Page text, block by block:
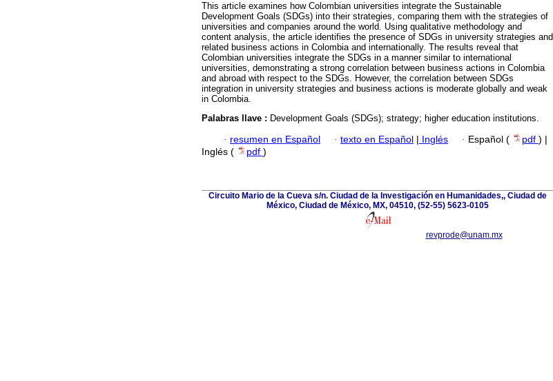
This article examines how Colombian universities integrate the Sustainable
Development Goals (SDGs) into their strategies, comparing them with the strategies of
universities and companies around the world. Using qualitative methodology and
content analysis, the article identifies the presence of SDGs in university strategies and
related business actions in Colombia and internationally. The results reveal that
Colombian universities integrate the SDGs in a manner similar to international
universities, demonstrating a strong correlation between business actions in Colombia
and abroad with respect to the SDGs. However, the correlation between SDGs
integration in university strategies and business actions is moderate globally and weak
in Colombia.
Palabras llave : Development Goals (SDGs); strategy; higher education institutions.
· resumen en Español · texto en Español | Inglés · Español ( pdf ) |
Inglés (
pdf )
Circuito Mario de la Cueva s/n. Ciudad de la Investigación en Humanidades,, Ciudad de
México, Ciudad de México, MX, 04510, (52-55) 5623-0105
revprode@unam.mx